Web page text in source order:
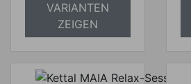
VARIANTEN
ZEIGEN